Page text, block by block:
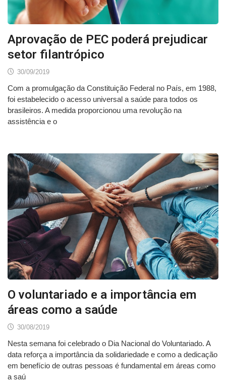
Aprovação de PEC poderá prejudicar
setor filantrópico
30/09/2019
Com a promulgação da Constituição Federal no País, em 1988,
foi estabelecido o acesso universal a saúde para todos os
brasileiros. A medida proporcionou uma revolução na
assistência e o
O voluntariado e a importância em
áreas como a saúde
30/08/2019
Nesta semana foi celebrado o Dia Nacional do Voluntariado. A
data reforça a importância da solidariedade e como a dedicação
em benefício de outras pessoas é fundamental em áreas como
a saú